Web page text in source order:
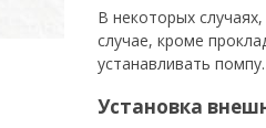
В некоторых
случае, кроме
устанавливать помпу.
Установка